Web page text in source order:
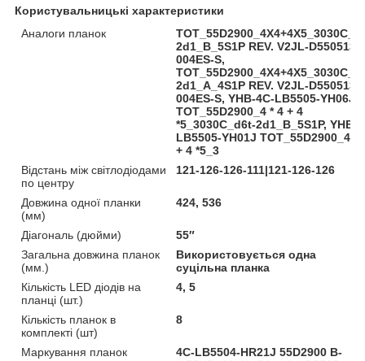
Користувальницькі характеристики
Аналоги планок
2d1_B_5S1P REV. V2JL-
004ES-S,
2d1_A_4S1P REV. V2JL-
004ES-S, YHB-4C-LB5505-YH06J
TOT_55D2900_4 * 4 + 4
*5_3030C_d6t-2d1_B_5S1P, YHB-
LB5505-YH01J TOT_55D2900_4 *
+ 4 *5_3
Відстань між світлодіодами
по центру
121-126-126-111|121-126-126
Довжина одної планки
(мм)
424, 536
Діагональ (дюйми)
55″
Загальна довжина планок
(мм.)
Використовується одна
суцільна планка
Кількість LED діодів на
планці (шт.)
4, 5
Кількість планок в
комплекті (шт)
8
Маркування планок
4C-LB5504-HR21J 55D2900 B-